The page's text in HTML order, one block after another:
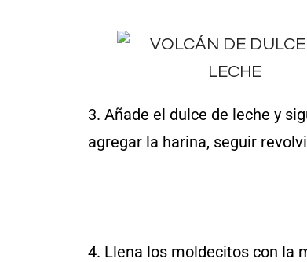
3. Añade el dulce de leche y
agregar la harina, seguir
4. Llena los moldecitos con la